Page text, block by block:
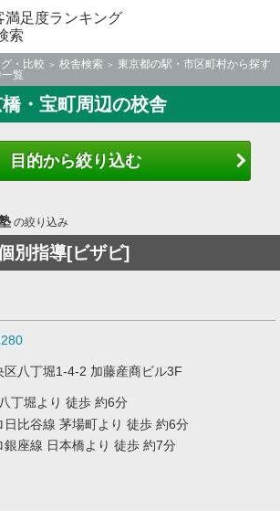
満足度ランキング
索
・比較 校舎検索
東京都の駅・市区町村から探す
覧
・宝町周辺の校舎
目的から絞り込む
の絞り込み
別指導[ビザビ]
区八丁堀1-4-2 加藤産商ビル3F
丁堀より 徒歩 約6分
日比谷線 茅場町より 徒歩 約6分
銀座線 日本橋より 徒歩 約7分